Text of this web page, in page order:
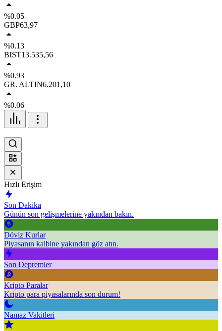
%0.05
GBP63,97
%0.13
BIST13.535,56
%0.93
GR. ALTIN6.201,10
%0.06
Hızlı Erişim
Son Dakika
Günün son gelişmelerine yakından bakın.
Döviz Kurlar
Piyasanın kalbine yakından göz atın.
Son Depremler
Kripto Paralar
Kripto para piyasalarında son durum!
Namaz Vakitleri